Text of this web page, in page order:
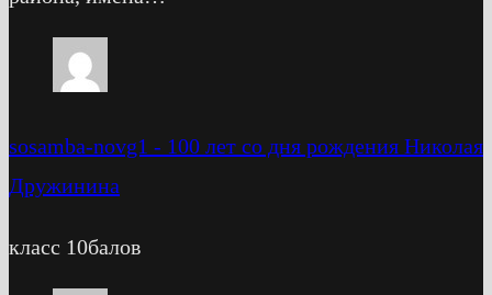
sosamba-novg1 - 100 лет со дня рождения Николая
Дружинина
класс 10балов